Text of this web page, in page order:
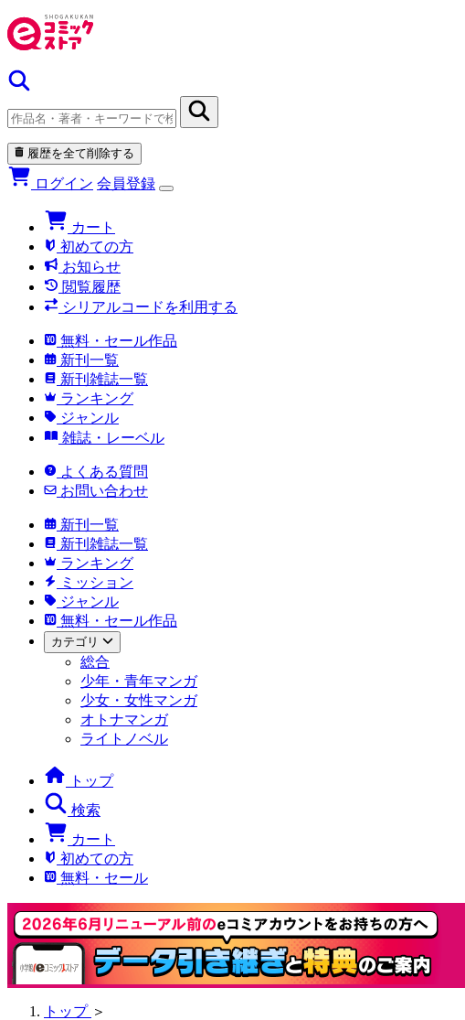
履歴を全て削除する
ログイン 会員登録
カート
初めての方
お知らせ
閲覧履歴
シリアルコードを利用する
無料・セール作品
新刊一覧
新刊雑誌一覧
ランキング
ジャンル
雑誌・レーベル
よくある質問
お問い合わせ
新刊一覧
新刊雑誌一覧
ランキング
ミッション
ジャンル
無料・セール作品
カテゴリ
総合
少年・青年マンガ
少女・女性マンガ
オトナマンガ
ライトノベル
トップ
検索
カート
初めての方
無料・セール
トップ ＞